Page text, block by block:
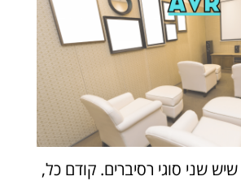
שני סוגי רסיברים. קודם כל,